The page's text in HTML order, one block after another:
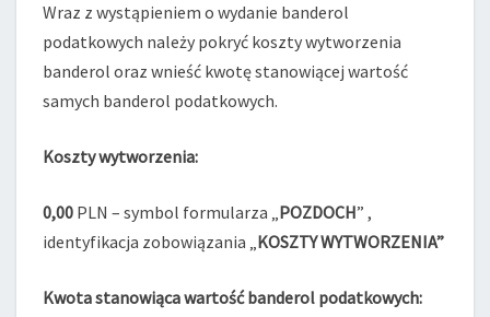
Wraz z wystąpieniem o wydanie banderol
podatkowych należy pokryć koszty wytworzenia
banderol oraz wnieść kwotę stanowiącej wartość
samych banderol podatkowych.
Koszty wytworzenia:
0,00 PLN – symbol formularza „POZDOCH” ,
identyfikacja zobowiązania „KOSZTY WYTWORZENIA”
Kwota stanowiąca wartość banderol podatkowych: